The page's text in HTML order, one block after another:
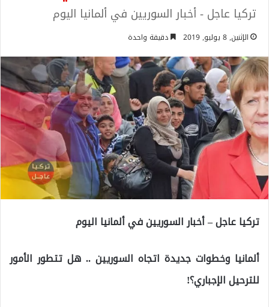
تركيا عاجل - أخبار السوريين في ألمانيا اليوم
الإثنين, 8 يوليو, 2019 دقيقة واحدة
تركيا عاجل – أخبار السوريين في ألمانيا اليوم
ألمانيا وخطوات جديدة اتجاه السوريين .. هل تتطور الأمور
للترحيل الإجباري؟!